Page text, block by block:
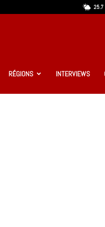
25.7
RÉGIONS INTERVIEWS